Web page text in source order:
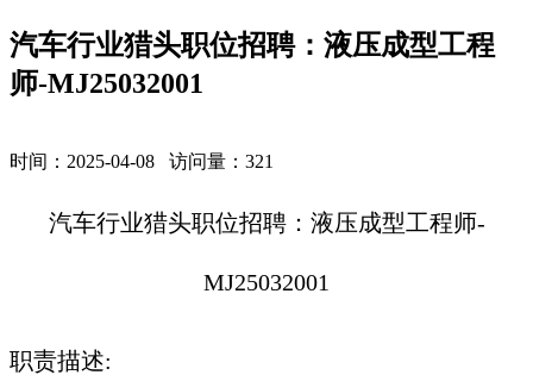
汽车行业猎头职位招聘：液压成型工程
师-MJ25032001
时间：2025-04-08 访问量： 321
汽车行业猎头职位招聘：液压成型工程师-
MJ25032001
职责描述: